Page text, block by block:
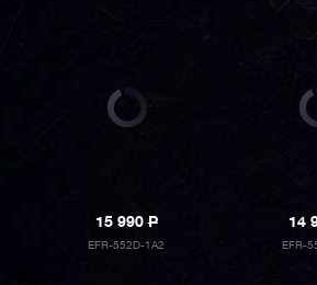
15 990P
EFR-552D-1A2
14
EFR-